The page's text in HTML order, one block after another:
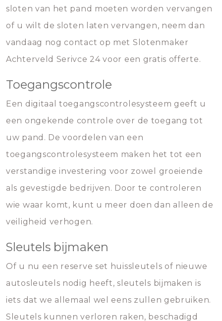
sloten van het pand moeten worden vervangen
of u wilt de sloten laten vervangen, neem dan
vandaag nog contact op met Slotenmaker
Achterveld Serivce 24 voor een gratis offerte.
Toegangscontrole
Een digitaal toegangscontrolesysteem geeft u
een ongekende controle over de toegang tot
uw pand. De voordelen van een
toegangscontrolesysteem maken het tot een
verstandige investering voor zowel groeiende
als gevestigde bedrijven. Door te controleren
wie waar komt, kunt u meer doen dan alleen de
veiligheid verhogen.
Sleutels bijmaken
Of u nu een reserve set huissleutels of nieuwe
autosleutels nodig heeft, sleutels bijmaken is
iets dat we allemaal wel eens zullen gebruiken.
Sleutels kunnen verloren raken, beschadigd